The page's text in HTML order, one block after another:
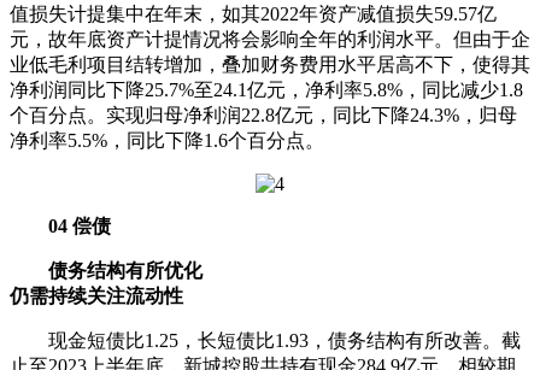
值损失计提集中在年末，如其2022年资产减值损失59.57亿
元，故年底资产计提情况将会影响全年的利润水平。但由于企
业低毛利项目结转增加，叠加财务费用水平居高不下，使得其
净利润同比下降25.7%至24.1亿元，净利率5.8%，同比减少1.8
个百分点。实现归母净利润22.8亿元，同比下降24.3%，归母
净利率5.5%，同比下降1.6个百分点。
04 偿债
债务结构有所优化
仍需持续关注流动性
现金短债比1.25，长短债比1.93，债务结构有所改善。截
止至2023上半年底，新城控股共持有现金284.9亿元，相较期